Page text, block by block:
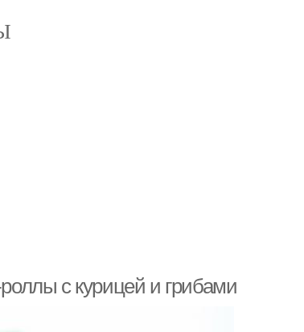
с курицей и грибами